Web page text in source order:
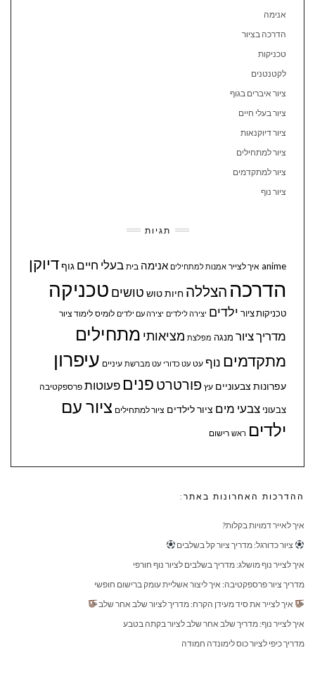
אנימה
הדרכה בציור
טכניקות
לקטנטנים
ציור איברים בגוף
ציור בעלי חיים
ציור דיוקנאות
ציור למתחילים
ציור למתקדמים
ציור נוף
תגיות
anime איך לצייר אמנות למתחילים אנימה בית בעלי חיים גוףדיוקן
הדרכה הצללה חיותטוש טושים טכניקה
טכניקות ציור ילדים יצירה לילדים יצירה עם ילדים לומיס לימוד ציור
מדריך ציור מנגה מפלצת מציאותי מתחילים
מתקדמים נוף עט עט כדורי עט מברשת עיניים עיפרון
עפרונות צבעוניים עץ פורטרט פנים פעוטות פרספקטיבה
צבעוני צבעי מים ציור לילדים ציור למתחילים ציור עם
ילדים ראש רישום
ההדרכות האחרונות באתר:
איך לאייר דמויות בקלות?
ציור כדורגל: מדריך ציור קל בשלבים
איך לצייר נוף מושלג: מדריך בשלבים לציור נוף חורפי
מדריך ציור פרספקטיבה: איך ליצור אשליית עומק ברישום חופשי
איך לצייר את סיד מעידן הקרח: מדריך לציור שלב אחר שלב
איך לצייר נוף: מדריך שלב אחר שלב לציור בקתה בטבע
מדריך כיפי לציור כוס לימונדה חמודה